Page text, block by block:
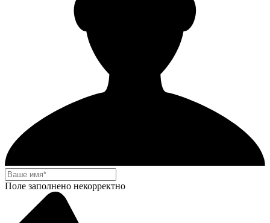
Поле заполнено некорректно